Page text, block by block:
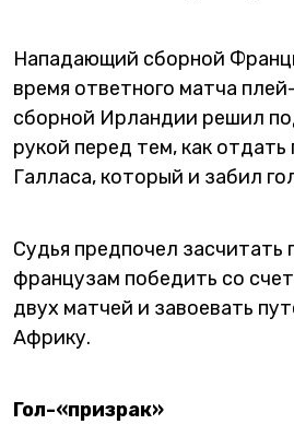
Нападающий сборной
время ответного матча
сборной Ирландии решил
рукой перед тем, как отдать
Галласа, который и забил
Судья предпочел засчитать
французам победить со
двух матчей и завоевать
Африку.
Гол-«призрак»